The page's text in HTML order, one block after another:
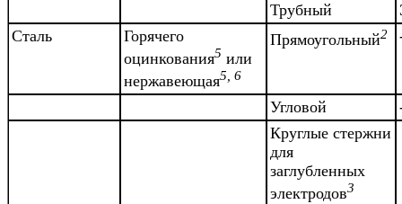
Трубный
Сталь
Горячего
оцинкования5 или
нержавеющая5, 6
Прямоугольный2
Угловой
Круглые стержни
для
заглубленных
электродов3